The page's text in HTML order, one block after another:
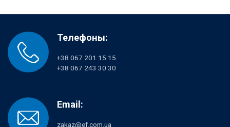
Телефоны:
+38 067 201 15 15
+38 067 243 30 30
Email:
zakaz@ef.com.ua